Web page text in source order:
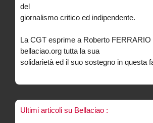
del
giornalismo critico ed indipendente.
La CGT esprime a Roberto FERRARIO
bellaciao.org tutta la sua
solidarietà ed il suo sostegno in questa
Ultimi articoli su Bellaciao :